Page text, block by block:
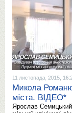
11 листопада, 2015,
Микола
міста. ВІДЕО*
Ярослав Семицький,